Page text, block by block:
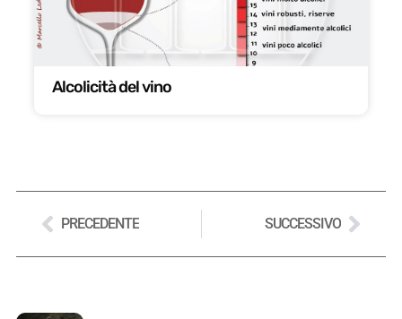
Alcolicità del vino
PRECEDENTE SUCCESSIVO